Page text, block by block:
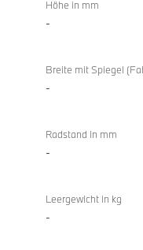
Höhe in mm
-
Breite mit Spiegel
-
Radstand in mm
-
Leergewicht in kg
-